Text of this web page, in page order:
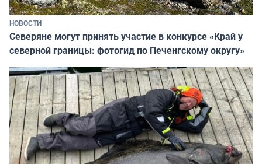
НОВОСТИ
Северяне могут принять участие в конкурсе «Край у
северной границы: фотогид по Печенгскому округу»